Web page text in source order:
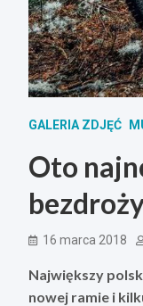
GALERIA ZDJĘĆ
Oto
16 marca 2018
Największy
nowej ramie i